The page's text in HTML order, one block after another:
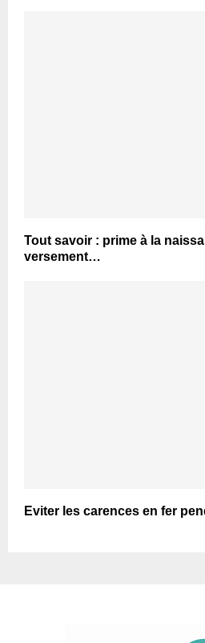
Tout savoir : prime à la
versement…
Eviter les carences en fer